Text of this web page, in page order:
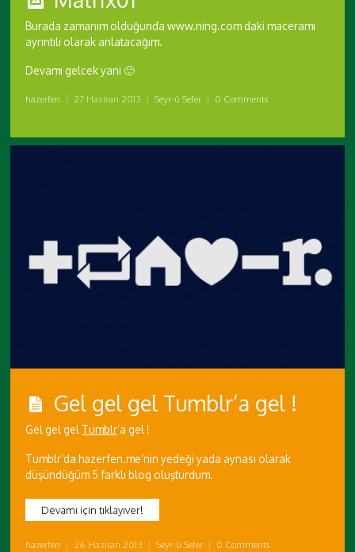
Burada zamanım olduğunda www.ning.com daki maceramı
ayrıntılı olarak anlatacağım.
Devamı gelcek yani 🙂
hazerfen | 27 Haziran 2013 | Seyr-ü Sefer | 0 Comments
Gel gel gel Tumblr’a gel !
Gel gel gel Tumblr’a gel !
Tumblr’da hazerfen.me’nin yedeği yada aynası olarak
düşündüğüm 5 farklı blog oluşturdum.
Devamı için tıklayıver!
hazerfen | 26 Haziran 2013 | Seyr-ü Sefer | 0 Comments